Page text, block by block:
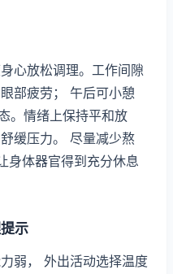
心放松调理。工作间隙
部疲劳； 午后可小憩
。情绪上保持平和放
缓压力。 尽量减少熬
身体器官得到充分休息
示
弱， 外出活动选择温度